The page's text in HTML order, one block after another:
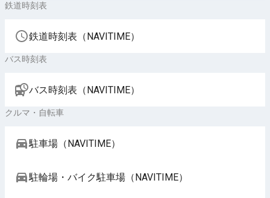
鉄道時刻表
鉄道時刻表（NAVITIME）
バス時刻表
バス時刻表（NAVITIME）
クルマ・自転車
駐車場（NAVITIME）
駐輪場・バイク駐車場（NAVITIME）